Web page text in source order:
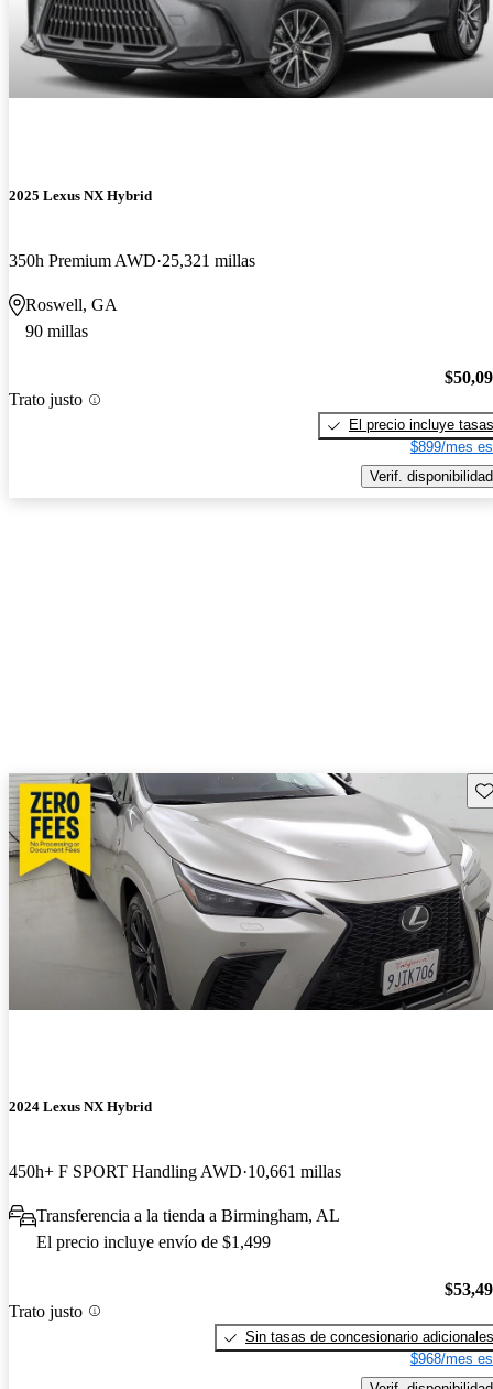
2025 Lexus NX Hybrid
350h Premium AWD 25,321 millas
Roswell, GA
90 millas
Trato justo
El precio incluye tasas
$899/mes
Verif. disponibilidad
2024 Lexus NX Hybrid
450h+ F SPORT Handling AWD 10,661 millas
Transferencia a la tienda a Birmingham, AL
El precio incluye envío de $1,499
Trato justo
Sin tasas de concesionario adicionales
$968/mes